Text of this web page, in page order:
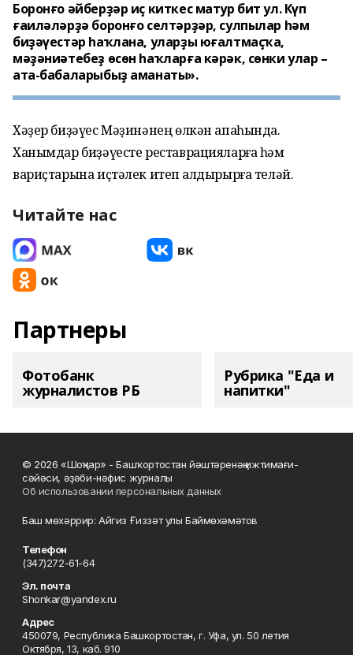
Боронғо әйберҙәр иҫ киткес матур бит ул. Күп
ғаиләләрҙә боронғо селтәрҙәр, сулпылар һәм
биҙәүестәр һаҡлана, уларҙы юғалтмаҫҡа,
мәҙәниәтебеҙ өсөн һаҡларға кәрәк, сөнки улар –
ата-бабаларыбыҙ аманаты».
Хәҙер биҙәүес Мәҙинәнең өлкән апаһында.
Ханымдар биҙәүесте реставрацияларға һәм
вариҫтарына иҫтәлек итеп ҡалдырырға теләй.
Читайте нас
Партнеры
Фотобанк
журналистов РБ
Рубрика "Еда и
напитки"
© 2026 «Шоңҡар» - Башҡортостан йәштәренәң ижтимағи-
сәйәси, әҙәби-нәфис журналы
Об использовании персональных данных
Баш мөхәррир: Айгиз Ғиззәт улы Баймөхәмәтов
Телефон
(347)272-61-64
Эл. почта
Shonkar@yandex.ru
Адрес
450079, Республика Башкортостан, г. Уфа, ул. 50 летия
Октября, 13, каб. 910